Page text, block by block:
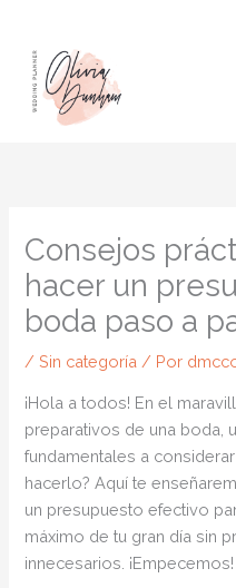
contenido
Consejos
hacer un
boda paso a
/Sin categoría / Por
¡Hola a todos! En el
preparativos de una boda,
fundamentales a
hacerlo? Aquí te
un presupuesto efectivo
máximo de tu gran día sin
innecesarios. ¡Empecemos!